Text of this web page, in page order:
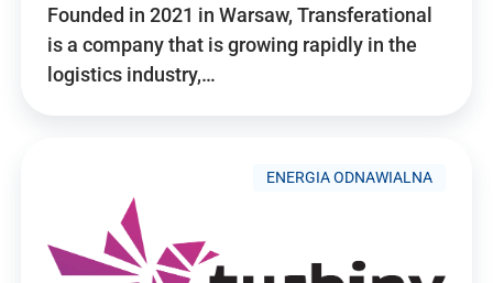
Founded in 2021 in Warsaw, Transferational
is a company that is growing rapidly in the
logistics industry,…
ENERGIA ODNAWIALNA